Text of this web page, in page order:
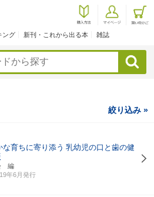
ング 新刊・これから出る本 雑誌
検索
絞り込み »
育ちに寄り添う 乳幼児の口と歯の健
編
年6月発行